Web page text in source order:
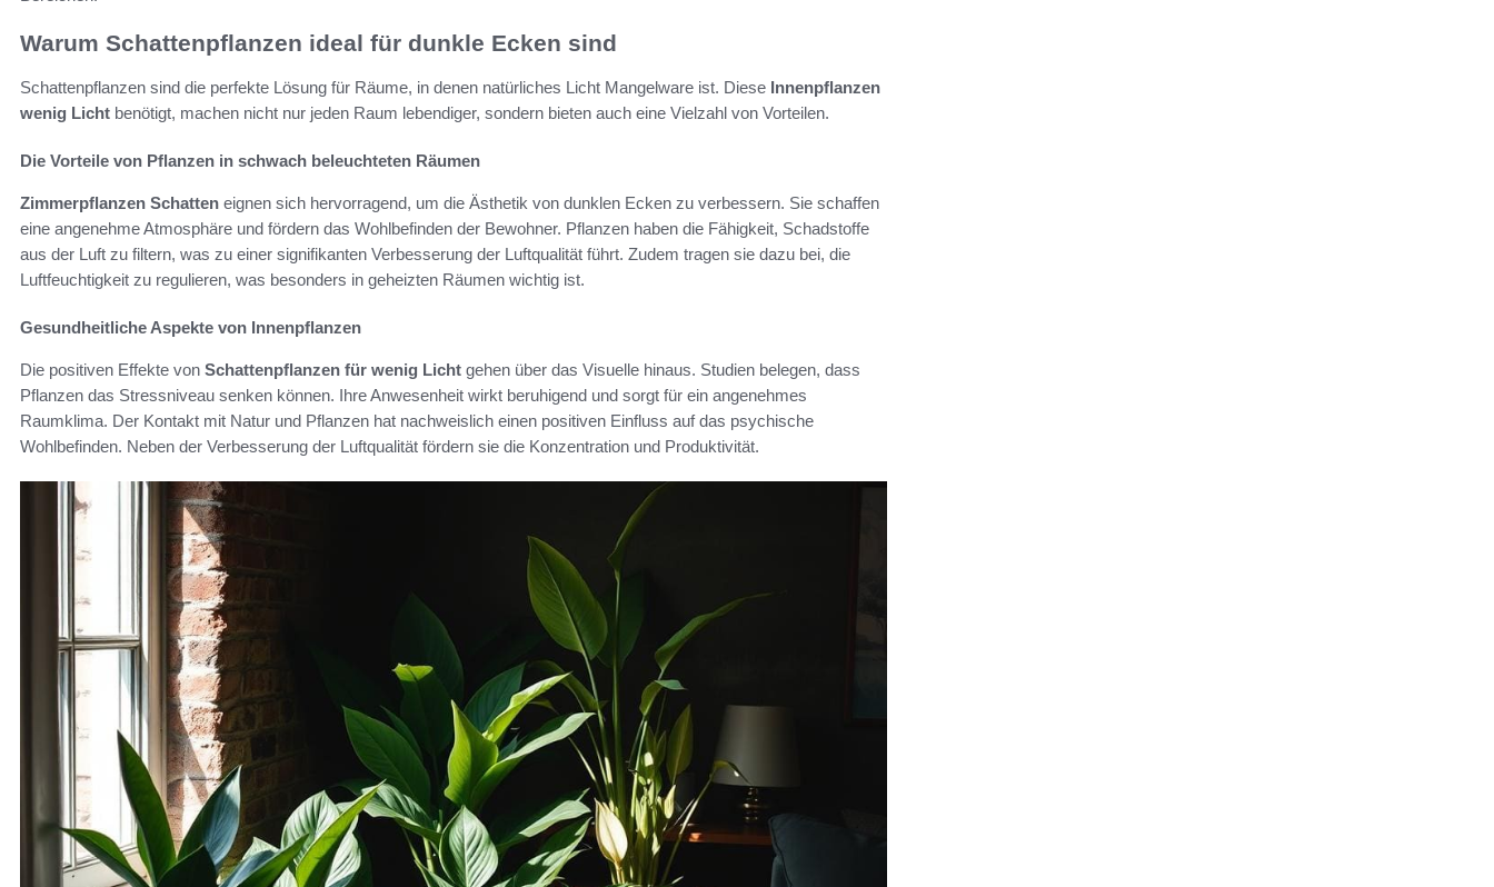
Warum Schattenpflanzen ideal für dunkle Ecken sind
Schattenpflanzen sind die perfekte Lösung für Räume, in denen natürliches Licht Mangelware ist. Diese Innenpflanzen
wenig Licht benötigt, machen nicht nur jeden Raum lebendiger, sondern bieten auch eine Vielzahl von Vorteilen.
Die Vorteile von Pflanzen in schwach beleuchteten Räumen
Zimmerpflanzen Schatten eignen sich hervorragend, um die Ästhetik von dunklen Ecken zu verbessern. Sie schaffen
eine angenehme Atmosphäre und fördern das Wohlbefinden der Bewohner. Pflanzen haben die Fähigkeit, Schadstoffe
aus der Luft zu filtern, was zu einer signifikanten Verbesserung der Luftqualität führt. Zudem tragen sie dazu bei, die
Luftfeuchtigkeit zu regulieren, was besonders in geheizten Räumen wichtig ist.
Gesundheitliche Aspekte von Innenpflanzen
Die positiven Effekte von Schattenpflanzen für wenig Licht gehen über das Visuelle hinaus. Studien belegen, dass
Pflanzen das Stressniveau senken können. Ihre Anwesenheit wirkt beruhigend und sorgt für ein angenehmes
Raumklima. Der Kontakt mit Natur und Pflanzen hat nachweislich einen positiven Einfluss auf das psychische
Wohlbefinden. Neben der Verbesserung der Luftqualität fördern sie die Konzentration und Produktivität.